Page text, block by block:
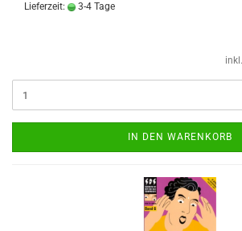
Lieferzeit:
3-4 Tage
IN DEN WARENKORB